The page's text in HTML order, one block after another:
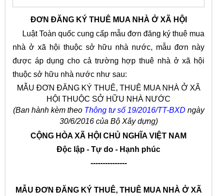
ĐƠN ĐĂNG KÝ THUÊ MUA NHÀ Ở XÃ HỘI
Luật Toàn quốc cung cấp mẫu đơn đăng ký thuê mua
nhà ở xã hội thuộc sở hữu nhà nước, mẫu đơn này
được áp dụng cho cả trường hợp thuê nhà ở xã hội
thuộc sở hữu nhà nước như sau:
MẪU ĐƠN ĐĂNG KÝ THUÊ, THUÊ MUA NHÀ Ở XÃ
HỘI THUỘC SỞ HỮU NHÀ NƯỚC
(Ban hành kèm theo Thông tư số 19/2016/TT-BXD ngày
30/6/2016 của Bộ Xây dựng)
CỘNG HÒA XÃ HỘI CHỦ NGHĨA VIỆT NAM
Độc lập - Tự do - Hạnh phúc
---------------
MẪU ĐƠN ĐĂNG KÝ THUÊ, THUÊ MUA NHÀ Ở XÃ